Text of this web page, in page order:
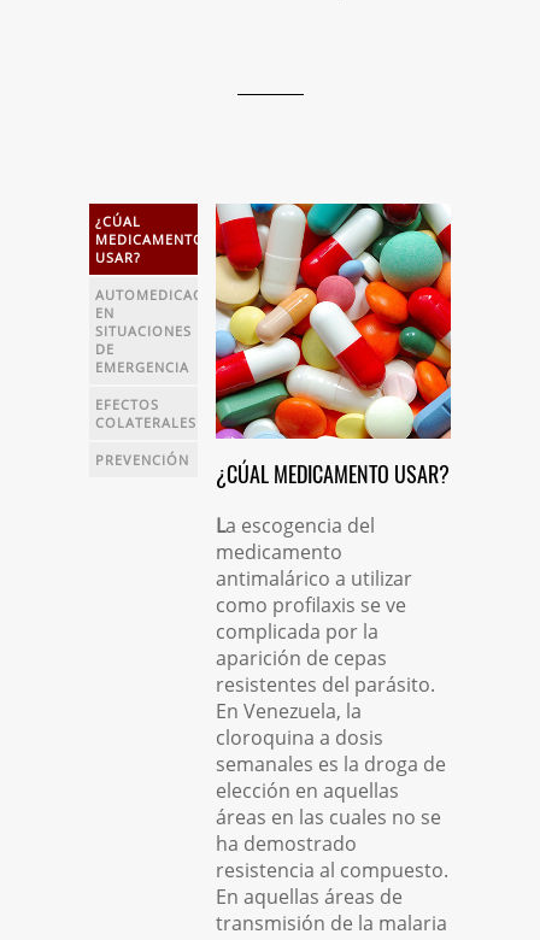
¿CÚAL
MEDICAMENTO
USAR?
AUTOMEDICACIÓN
EN
SITUACIONES
DE
EMERGENCIA
EFECTOS
COLATERALES
PREVENCIÓN ¿CÚAL MEDICAMENTO USAR?
La escogencia del
medicamento
antimalárico a utilizar
como profilaxis se ve
complicada por la
aparición de cepas
resistentes del parásito.
En Venezuela, la
cloroquina a dosis
semanales es la droga de
elección en aquellas
áreas en las cuales no se
ha demostrado
resistencia al compuesto.
En aquellas áreas de
transmisión de la malaria